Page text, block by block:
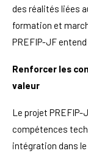
des réalités liées
formation et
PREFIP-JF
Renforcer les
valeur
Le projet
compétences
intégration dans